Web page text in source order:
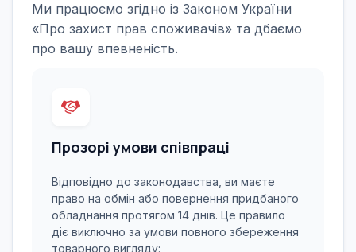
Ми працюємо згідно із Законом України
«Про захист прав споживачів» та дбаємо
про вашу впевненість.
Прозорі умови співпраці
Відповідно до законодавства, ви маєте
право на обмін або повернення придбаного
обладнання протягом 14 днів. Це правило
діє виключно за умови повного збереження
товарного вигляду: